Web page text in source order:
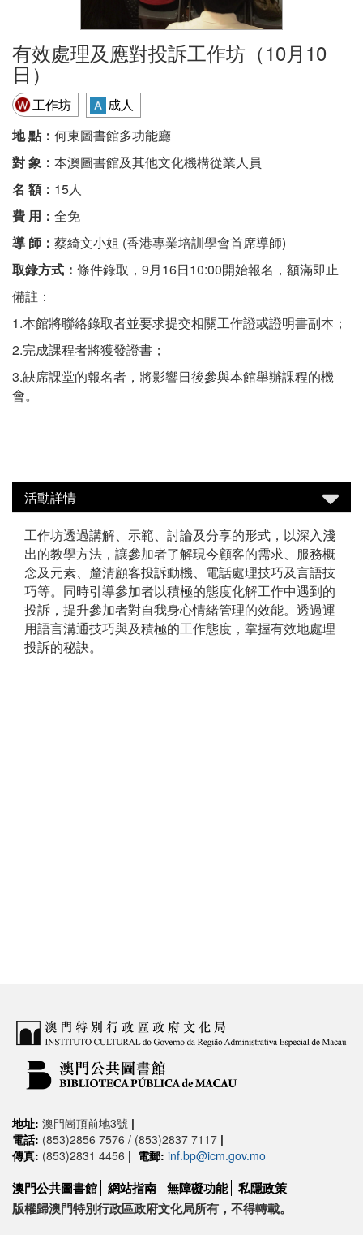
有效處理及應對投訴工作坊（10月10
日）
工作坊
成人
地 點： 何東圖書館多功能廳
對 象： 本澳圖書館及其他文化機構從業人員
名 額： 15人
費 用： 全免
導 師： 蔡綺文小姐 (香港專業培訓學會首席導師)
取錄方式： 條件錄取，9月16日10:00開始報名，額滿即止
備註：
1.本館將聯絡錄取者並要求提交相關工作證或證明書副本；
2.完成課程者將獲發證書；
3.缺席課堂的報名者，將影響日後參與本館舉辦課程的機
會。
活動詳情
工作坊透過講解、示範、討論及分享的形式，以深入淺
出的教學方法，讓參加者了解現今顧客的需求、服務概
念及元素、釐清顧客投訴動機、電話處理技巧及言語技
巧等。同時引導參加者以積極的態度化解工作中遇到的
投訴，提升參加者對自我身心情緒管理的效能。透過運
用語言溝通技巧與及積極的工作態度，掌握有效地處理
投訴的秘訣。
地址: 澳門崗頂前地3號 |
電話: (853)2856 7576 / (853)2837 7117 |
傳真: (853)2831 4456 | 電郵: inf.bp@icm.gov.mo
澳門公共圖書館 網站指南 無障礙功能 私隱政策
版權歸澳門特別行政區政府文化局所有，不得轉載。